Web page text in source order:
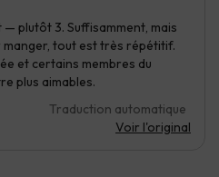
plutôt 3. Suffisamment, mais
tout est très répétitif.
et certains membres du
plus aimables.
Traduction automatique
Voir l'original